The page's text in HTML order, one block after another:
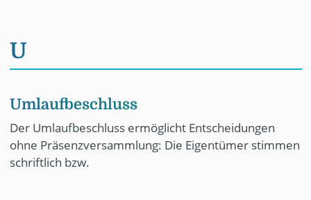
U
Umlaufbeschluss
Der Umlaufbeschluss ermöglicht Entscheidungen
ohne Präsenzversammlung: Die Eigentümer stimmen
schriftlich bzw.